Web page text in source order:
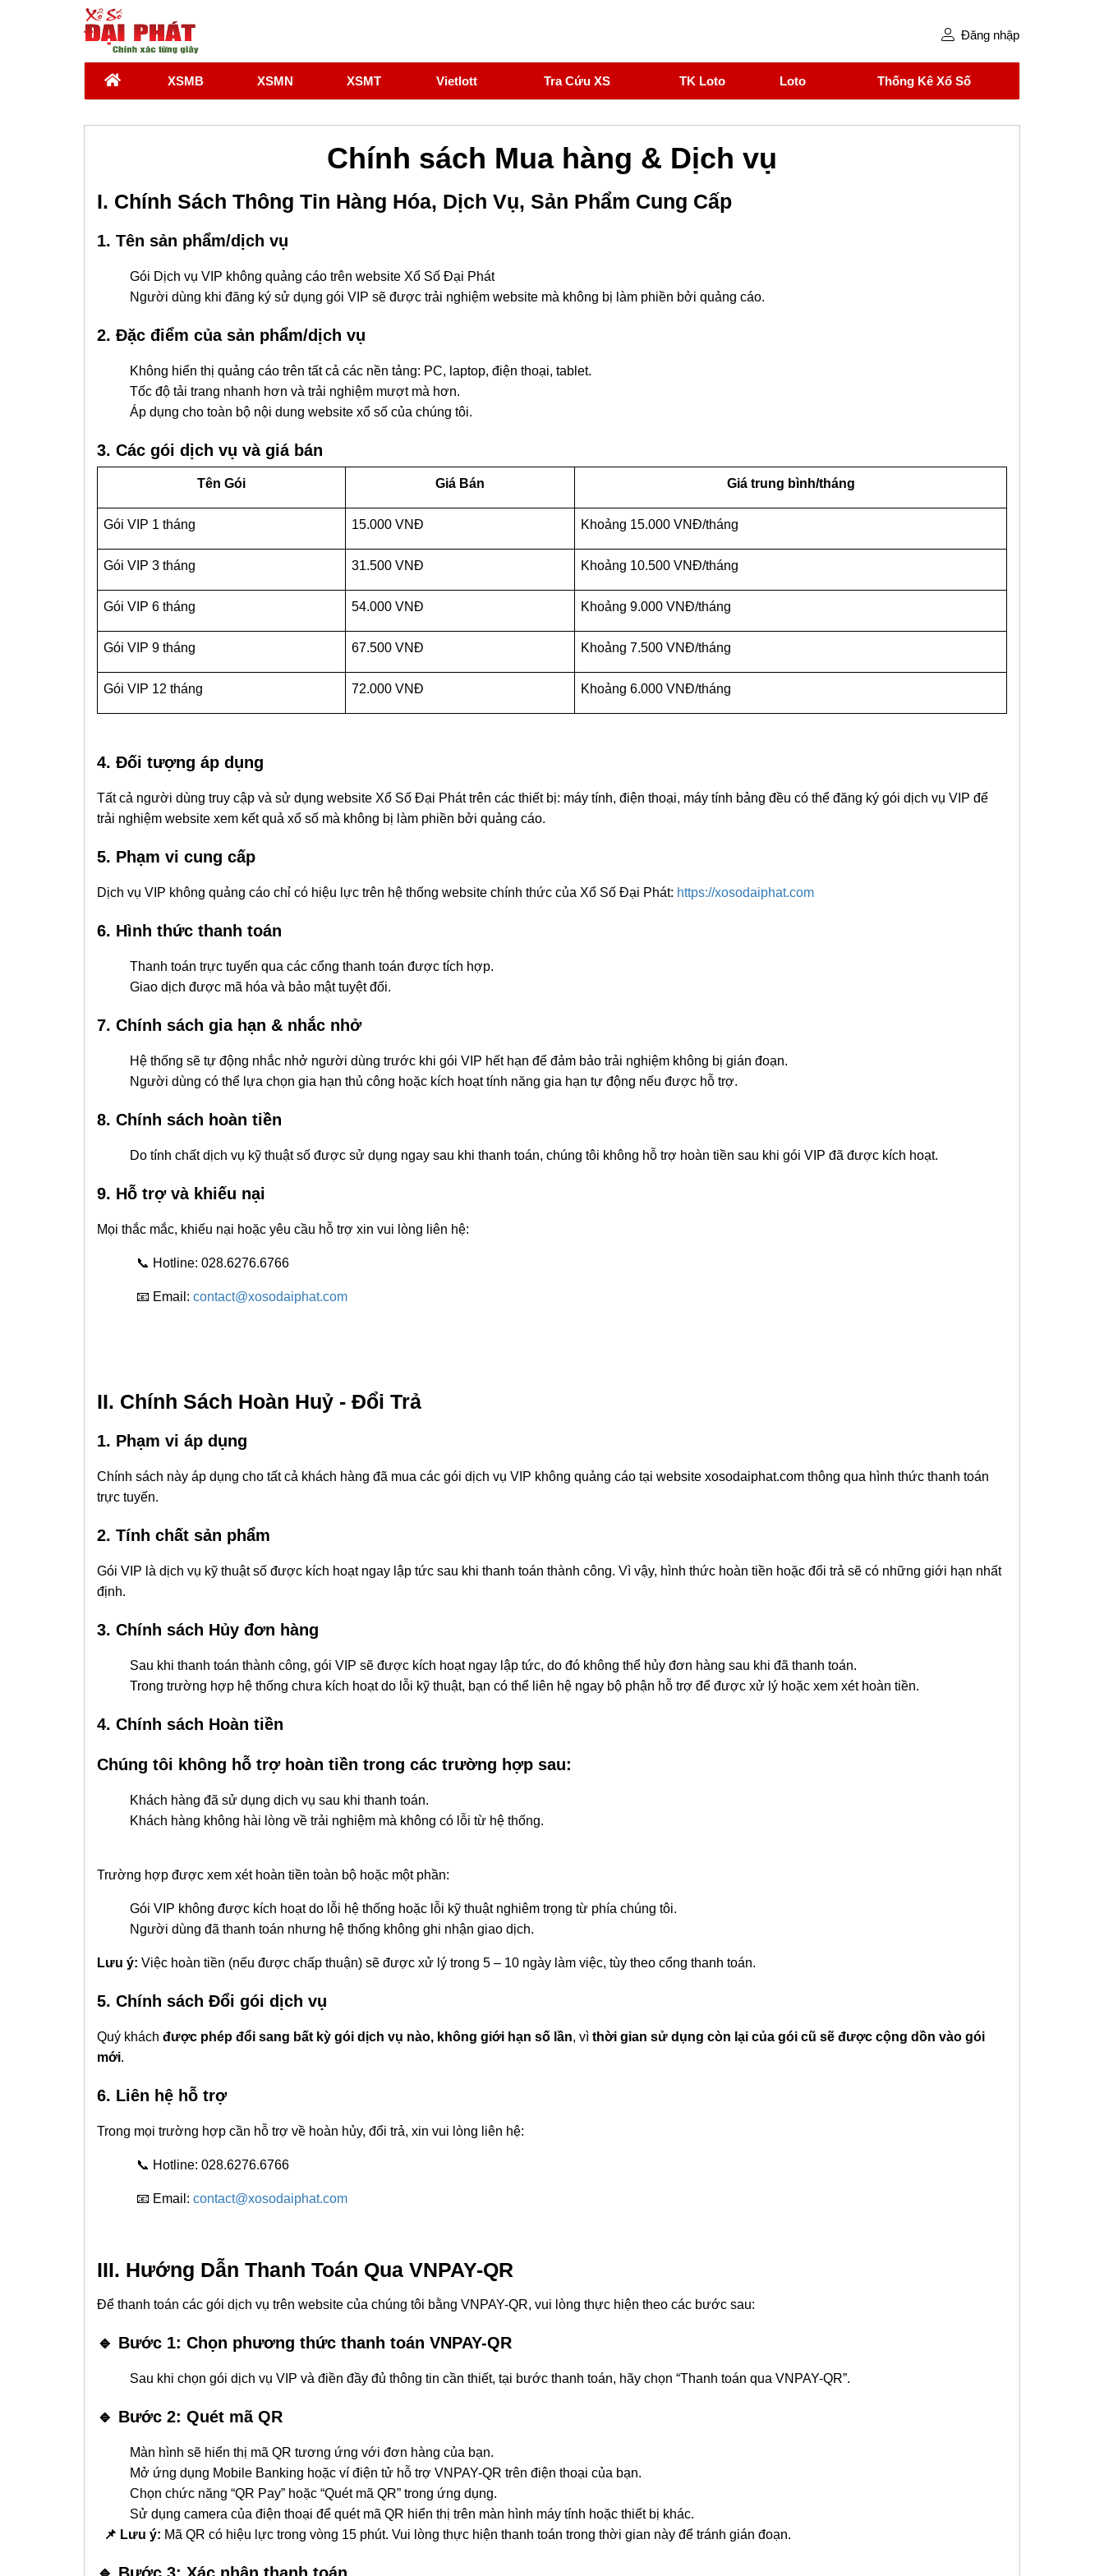
Đăng nhập
XSMB XSMN XSMT Vietlott Tra Cứu XS TK Loto Loto Thống Kê Xổ Số
Chính sách Mua hàng & Dịch vụ
I. Chính Sách Thông Tin Hàng Hóa, Dịch Vụ, Sản Phẩm Cung Cấp
1. Tên sản phẩm/dịch vụ
Gói Dịch vụ VIP không quảng cáo trên website Xổ Số Đại Phát
Người dùng khi đăng ký sử dụng gói VIP sẽ được trải nghiệm website mà không bị làm phiền bởi quảng cáo.
2. Đặc điểm của sản phẩm/dịch vụ
Không hiển thị quảng cáo trên tất cả các nền tảng: PC, laptop, điện thoại, tablet.
Tốc độ tải trang nhanh hơn và trải nghiệm mượt mà hơn.
Áp dụng cho toàn bộ nội dung website xổ số của chúng tôi.
3. Các gói dịch vụ và giá bán
Tên Gói Giá Bán Giá trung bình/tháng
Gói VIP 1 tháng 15.000 VNĐ Khoảng 15.000 VNĐ/tháng
Gói VIP 3 tháng 31.500 VNĐ Khoảng 10.500 VNĐ/tháng
Gói VIP 6 tháng 54.000 VNĐ Khoảng 9.000 VNĐ/tháng
Gói VIP 9 tháng 67.500 VNĐ Khoảng 7.500 VNĐ/tháng
Gói VIP 12 tháng 72.000 VNĐ Khoảng 6.000 VNĐ/tháng
4. Đối tượng áp dụng
Tất cả người dùng truy cập và sử dụng website Xổ Số Đại Phát trên các thiết bị: máy tính, điện thoại, máy tính bảng đều có thể đăng ký gói dịch vụ VIP để
trải nghiệm website xem kết quả xổ số mà không bị làm phiền bởi quảng cáo.
5. Phạm vi cung cấp
Dịch vụ VIP không quảng cáo chỉ có hiệu lực trên hệ thống website chính thức của Xổ Số Đại Phát: https://xosodaiphat.com
6. Hình thức thanh toán
Thanh toán trực tuyến qua các cổng thanh toán được tích hợp.
Giao dịch được mã hóa và bảo mật tuyệt đối.
7. Chính sách gia hạn & nhắc nhở
Hệ thống sẽ tự động nhắc nhở người dùng trước khi gói VIP hết hạn để đảm bảo trải nghiệm không bị gián đoạn.
Người dùng có thể lựa chọn gia hạn thủ công hoặc kích hoạt tính năng gia hạn tự động nếu được hỗ trợ.
8. Chính sách hoàn tiền
Do tính chất dịch vụ kỹ thuật số được sử dụng ngay sau khi thanh toán, chúng tôi không hỗ trợ hoàn tiền sau khi gói VIP đã được kích hoạt.
9. Hỗ trợ và khiếu nại
Mọi thắc mắc, khiếu nại hoặc yêu cầu hỗ trợ xin vui lòng liên hệ:
📞 Hotline: 028.6276.6766
📧 Email: contact@xosodaiphat.com
II. Chính Sách Hoàn Huỷ - Đổi Trả
1. Phạm vi áp dụng
Chính sách này áp dụng cho tất cả khách hàng đã mua các gói dịch vụ VIP không quảng cáo tại website xosodaiphat.com thông qua hình thức thanh toán
trực tuyến.
2. Tính chất sản phẩm
Gói VIP là dịch vụ kỹ thuật số được kích hoạt ngay lập tức sau khi thanh toán thành công. Vì vậy, hình thức hoàn tiền hoặc đổi trả sẽ có những giới hạn nhất
định.
3. Chính sách Hủy đơn hàng
Sau khi thanh toán thành công, gói VIP sẽ được kích hoạt ngay lập tức, do đó không thể hủy đơn hàng sau khi đã thanh toán.
Trong trường hợp hệ thống chưa kích hoạt do lỗi kỹ thuật, bạn có thể liên hệ ngay bộ phận hỗ trợ để được xử lý hoặc xem xét hoàn tiền.
4. Chính sách Hoàn tiền
Chúng tôi không hỗ trợ hoàn tiền trong các trường hợp sau:
Khách hàng đã sử dụng dịch vụ sau khi thanh toán.
Khách hàng không hài lòng về trải nghiệm mà không có lỗi từ hệ thống.
Trường hợp được xem xét hoàn tiền toàn bộ hoặc một phần:
Gói VIP không được kích hoạt do lỗi hệ thống hoặc lỗi kỹ thuật nghiêm trọng từ phía chúng tôi.
Người dùng đã thanh toán nhưng hệ thống không ghi nhận giao dịch.
Lưu ý: Việc hoàn tiền (nếu được chấp thuận) sẽ được xử lý trong 5 – 10 ngày làm việc, tùy theo cổng thanh toán.
5. Chính sách Đổi gói dịch vụ
Quý khách được phép đổi sang bất kỳ gói dịch vụ nào, không giới hạn số lần, vì thời gian sử dụng còn lại của gói cũ sẽ được cộng dồn vào gói
mới.
6. Liên hệ hỗ trợ
Trong mọi trường hợp cần hỗ trợ về hoàn hủy, đổi trả, xin vui lòng liên hệ:
📞 Hotline: 028.6276.6766
📧 Email: contact@xosodaiphat.com
III. Hướng Dẫn Thanh Toán Qua VNPAY-QR
Để thanh toán các gói dịch vụ trên website của chúng tôi bằng VNPAY-QR, vui lòng thực hiện theo các bước sau:
🔹 Bước 1: Chọn phương thức thanh toán VNPAY-QR
Sau khi chọn gói dịch vụ VIP và điền đầy đủ thông tin cần thiết, tại bước thanh toán, hãy chọn “Thanh toán qua VNPAY-QR”.
🔹 Bước 2: Quét mã QR
Màn hình sẽ hiển thị mã QR tương ứng với đơn hàng của bạn.
Mở ứng dụng Mobile Banking hoặc ví điện tử hỗ trợ VNPAY-QR trên điện thoại của bạn.
Chọn chức năng “QR Pay” hoặc “Quét mã QR” trong ứng dụng.
Sử dụng camera của điện thoại để quét mã QR hiển thị trên màn hình máy tính hoặc thiết bị khác.
📌 Lưu ý: Mã QR có hiệu lực trong vòng 15 phút. Vui lòng thực hiện thanh toán trong thời gian này để tránh gián đoạn.